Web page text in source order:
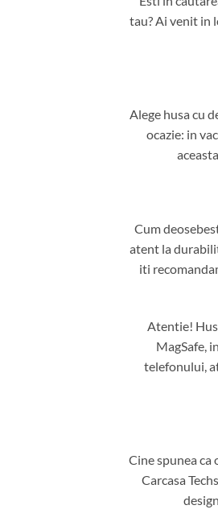
tau? Ai venit in
Alege husa cu
ocazie: in
Cum
atent la
iti
Atentie!
MagSafe,
telefonului,
Cine spunea ca
Carcasa